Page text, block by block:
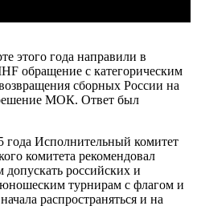
этого года направили в
обращение с категорическим
сборных России на
МОК. Ответ был
года Исполнительный комитет
комитета рекомендовал
российских и
турнирам с флагом и
распространяться и на